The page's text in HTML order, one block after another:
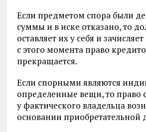
Если предметом спора были
суммы и в иске отказано, то
оставляет их у себя и
с этого момента право
прекращается.
Если спорными являются
определенные вещи, то право
у фактического владельца
основании приобретательной